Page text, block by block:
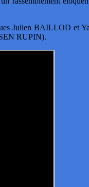
Julien BAILLOD et
RUPIN).